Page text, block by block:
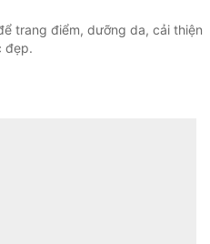
trang điểm, dưỡng da, cải thiện
đẹp.